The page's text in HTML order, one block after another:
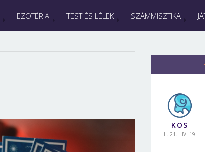
EZOTÉRIA TEST ÉS LÉLEK SZÁMMISZTIKA
KOS
III. 21. - IV. 19.